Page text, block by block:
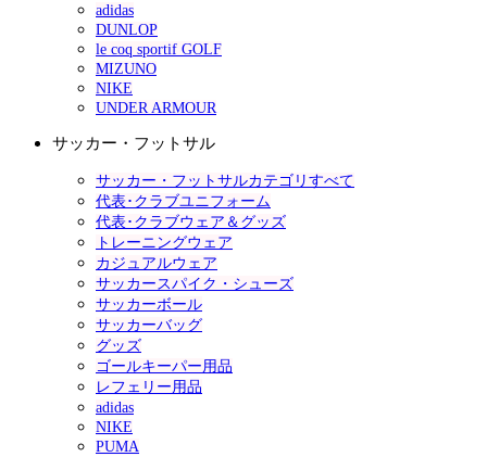
adidas
DUNLOP
le coq sportif GOLF
MIZUNO
NIKE
UNDER ARMOUR
サッカー・フットサル
サッカー・フットサルカテゴリすべて
代表･クラブユニフォーム
代表･クラブウェア＆グッズ
トレーニングウェア
カジュアルウェア
サッカースパイク・シューズ
サッカーボール
サッカーバッグ
グッズ
ゴールキーパー用品
レフェリー用品
adidas
NIKE
PUMA